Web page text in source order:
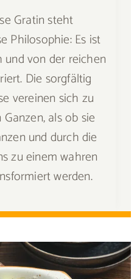
Gratin steht
Philosophie: Es ist
und von der reichen
Die sorgfältig
vereinen sich zu
als ob sie
und durch die
zu einem wahren
werden.